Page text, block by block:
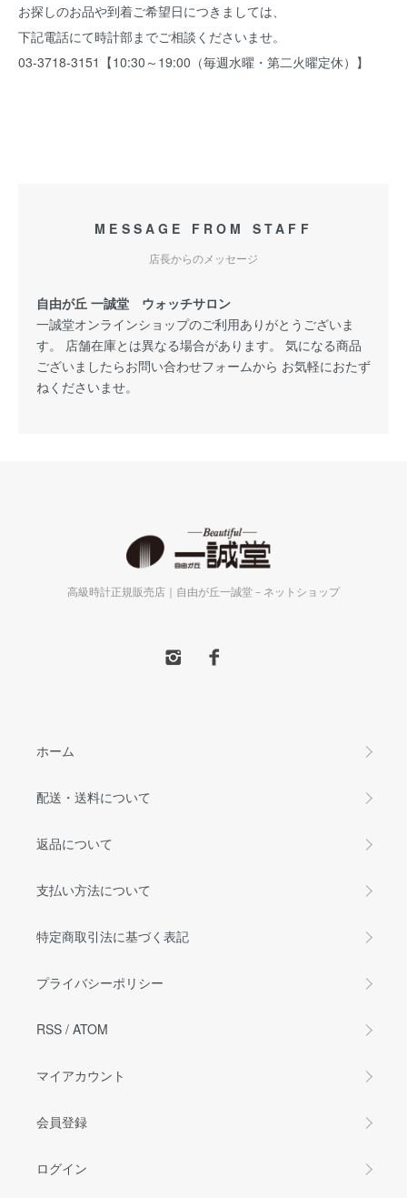
お探しのお品や到着ご希望日につきましては、
下記電話にて時計部までご相談くださいませ。
03-3718-3151【10:30～19:00（毎週水曜・第二火曜定休）】
MESSAGE FROM STAFF
店長からのメッセージ
自由が丘 一誠堂 ウォッチサロン
一誠堂オンラインショップのご利用ありがとうございま
す。 店舗在庫とは異なる場合があります。 気になる商品
ございましたらお問い合わせフォームから お気軽におたず
ねくださいませ。
高級時計正規販売店｜自由が丘一誠堂－ネットショップ
ホーム
配送・送料について
返品について
支払い方法について
特定商取引法に基づく表記
プライバシーポリシー
RSS / ATOM
マイアカウント
会員登録
ログイン